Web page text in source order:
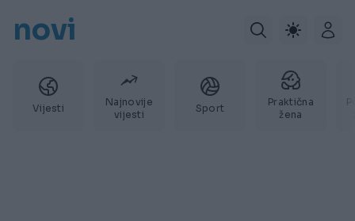
novi
Vijesti
Najnovije
vijesti
Sport
Praktična
žena